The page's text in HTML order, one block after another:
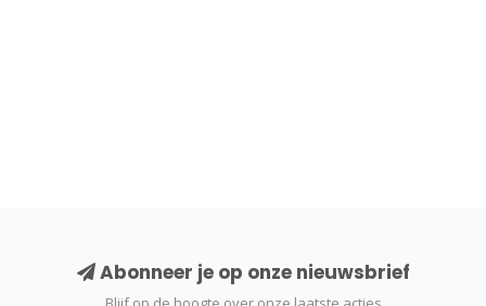
Abonneer je op onze nieuwsbrief